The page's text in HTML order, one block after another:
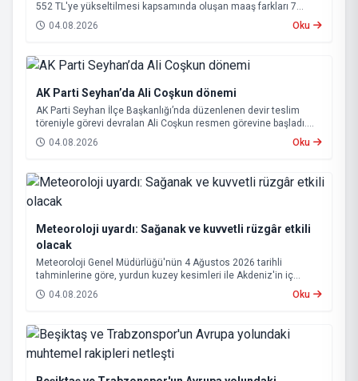
552 TL'ye yükseltilmesi kapsamında oluşan maaş farkları 7
Ağustos 2026 tarihinde hesaplara yatırılacak.
04.08.2026 Oku
AK Parti Seyhan’da Ali Coşkun dönemi
AK Parti Seyhan İlçe Başkanlığı’nda düzenlenen devir teslim
töreniyle görevi devralan Ali Coşkun resmen görevine başladı.
Hizmet vurgusu yapan Coşkun, “AK Partili olmak, bu ülkenin her
metrekaresine sevdalı olmaktır” dedi.
04.08.2026 Oku
Meteoroloji uyardı: Sağanak ve kuvvetli rüzgâr etkili
olacak
Meteoroloji Genel Müdürlüğü'nün 4 Ağustos 2026 tarihli
tahminlerine göre, yurdun kuzey kesimleri ile Akdeniz'in iç
bölgelerinde yer yer sağanak ve gök gürültülü sağanak yağış
bekleniyor.
04.08.2026 Oku